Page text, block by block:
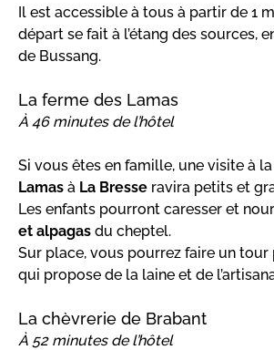
Il est accessible à tous à partir de 1
départ se fait à l’étang des sources,
de Bussang.
La ferme des Lamas
À 46 minutes de l’hôtel
Si vous êtes en famille, une visite à la
Lamas à La Bresse ravira petits et
Les enfants pourront caresser et
et alpagas du cheptel.
Sur place, vous pourrez faire un
qui propose de la laine et de
La chèvrerie de Brabant
À 52 minutes de l’hôtel